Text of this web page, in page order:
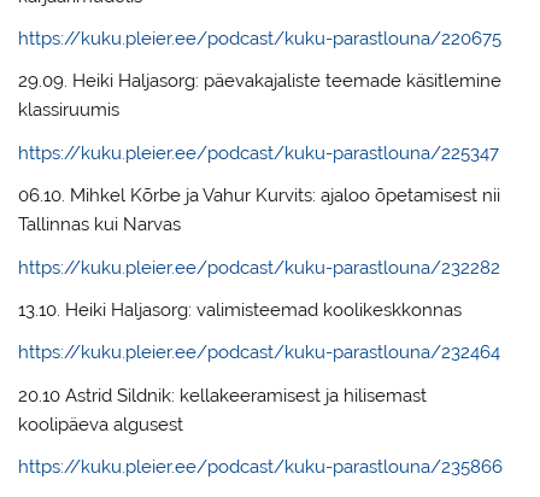
https://kuku.pleier.ee/podcast/kuku-parastlouna/220675
29.09. Heiki Haljasorg: päevakajaliste teemade käsitlemine
klassiruumis
https://kuku.pleier.ee/podcast/kuku-parastlouna/225347
06.10. Mihkel Kõrbe ja Vahur Kurvits: ajaloo õpetamisest nii
Tallinnas kui Narvas
https://kuku.pleier.ee/podcast/kuku-parastlouna/232282
13.10. Heiki Haljasorg: valimisteemad koolikeskkonnas
https://kuku.pleier.ee/podcast/kuku-parastlouna/232464
20.10 Astrid Sildnik: kellakeeramisest ja hilisemast
koolipäeva algusest
https://kuku.pleier.ee/podcast/kuku-parastlouna/235866